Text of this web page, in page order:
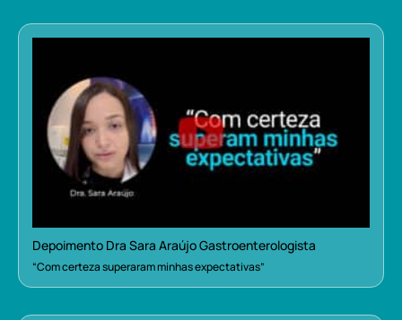
Depoimento Dra Sara Araújo Gastroenterologista
“Com certeza superaram minhas expectativas”